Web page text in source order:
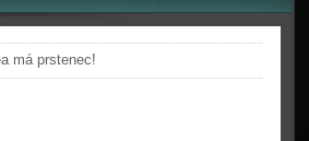
má prstenec!